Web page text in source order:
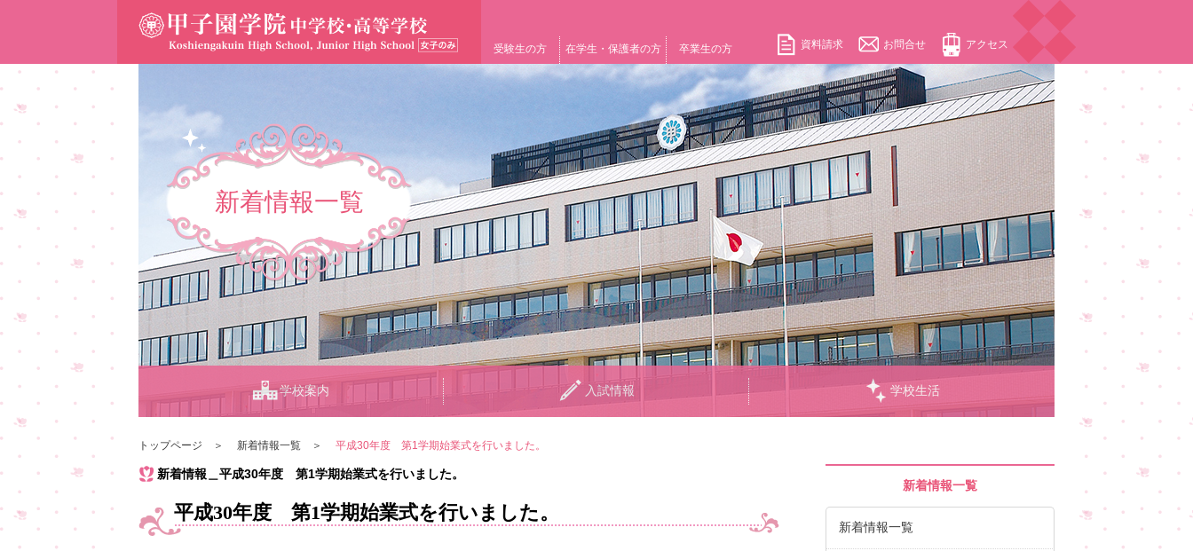
学校案内 入試情報 学校生活
受験生の方 在学生・保護者の方 卒業生の方 資料請求 お問合せ アクセス
新着情報一覧
トップページ 新着情報一覧 平成30年度 第1学期始業式を行いました。
新着情報＿平成30年度 第1学期始業式を行いました。
平成30年度 第1学期始業式を行いました。
新着情報一覧
新着情報一覧